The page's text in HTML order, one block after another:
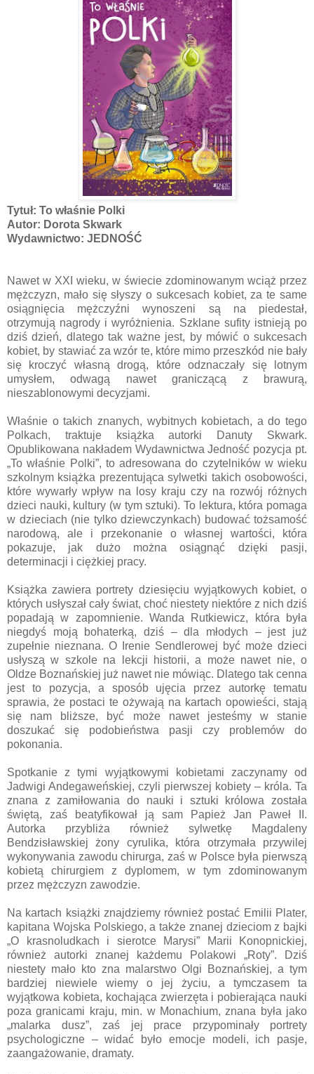
Tytuł: To właśnie Polki
Autor: Dorota Skwark
Wydawnictwo: JEDNOŚĆ
Nawet w XXI wieku, w świecie zdominowanym wciąż przez
mężczyzn, mało się słyszy o sukcesach kobiet, za te same
osiągnięcia mężczyźni wynoszeni są na piedestał,
otrzymują nagrody i wyróżnienia. Szklane sufity istnieją po
dziś dzień, dlatego tak ważne jest, by mówić o sukcesach
kobiet, by stawiać za wzór te, które mimo przeszkód nie bały
się kroczyć własną drogą, które odznaczały się lotnym
umysłem, odwagą nawet graniczącą z brawurą,
nieszablonowymi decyzjami.
Właśnie o takich znanych, wybitnych kobietach, a do tego
Polkach, traktuje książka autorki Danuty Skwark.
Opublikowana nakładem Wydawnictwa Jedność pozycja pt.
„To właśnie Polki”, to adresowana do czytelników w wieku
szkolnym książka prezentująca sylwetki takich osobowości,
które wywarły wpływ na losy kraju czy na rozwój różnych
dzieci nauki, kultury (w tym sztuki). To lektura, która pomaga
w dzieciach (nie tylko dziewczynkach) budować tożsamość
narodową, ale i przekonanie o własnej wartości, która
pokazuje, jak dużo można osiągnąć dzięki pasji,
determinacji i ciężkiej pracy.
Książka zawiera portrety dziesięciu wyjątkowych kobiet, o
których usłyszał cały świat, choć niestety niektóre z nich dziś
popadają w zapomnienie. Wanda Rutkiewicz, która była
niegdyś moją bohaterką, dziś – dla młodych – jest już
zupełnie nieznana. O Irenie Sendlerowej być może dzieci
usłyszą w szkole na lekcji historii, a może nawet nie, o
Oldze Boznańskiej już nawet nie mówiąc. Dlatego tak cenna
jest to pozycja, a sposób ujęcia przez autorkę tematu
sprawia, że postaci te ożywają na kartach opowieści, stają
się nam bliższe, być może nawet jesteśmy w stanie
doszukać się podobieństwa pasji czy problemów do
pokonania.
Spotkanie z tymi wyjątkowymi kobietami zaczynamy od
Jadwigi Andegaweńskiej, czyli pierwszej kobiety – króla. Ta
znana z zamiłowania do nauki i sztuki królowa została
świętą, zaś beatyfikował ją sam Papież Jan Paweł II.
Autorka przybliża również sylwetkę Magdaleny
Bendzisławskiej żony cyrulika, która otrzymała przywilej
wykonywania zawodu chirurga, zaś w Polsce była pierwszą
kobietą chirurgiem z dyplomem, w tym zdominowanym
przez mężczyzn zawodzie.
Na kartach książki znajdziemy również postać Emilii Plater,
kapitana Wojska Polskiego, a także znanej dzieciom z bajki
„O krasnoludkach i sierotce Marysi” Marii Konopnickiej,
również autorki znanej każdemu Polakowi „Roty”. Dziś
niestety mało kto zna malarstwo Olgi Boznańskiej, a tym
bardziej niewiele wiemy o jej życiu, a tymczasem ta
wyjątkowa kobieta, kochająca zwierzęta i pobierająca nauki
poza granicami kraju, min. w Monachium, znana była jako
„malarka dusz”, zaś jej prace przypominały portrety
psychologiczne – widać było emocje modeli, ich pasje,
zaangażowanie, dramaty.